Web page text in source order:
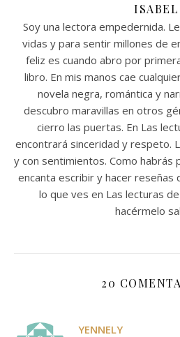
ISABEL
Soy una lectora empedernida.
vidas y para sentir millones de
feliz es cuando abro por
libro. En mis manos cae
novela negra, romántica y
descubro maravillas en otros
cierro las puertas. En Las
encontrará sinceridad y respeto.
y con sentimientos. Como habrás
encanta escribir y hacer reseñas
lo que ves en Las lecturas
hacérmelo
20
YENNELY